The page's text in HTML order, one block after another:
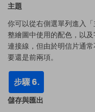
主題
你可以從右側選單列進入
整繪圖中使用的配色，以
連接線，但由於明信片通
要還是前兩項。
步驟 6.
儲存與匯出